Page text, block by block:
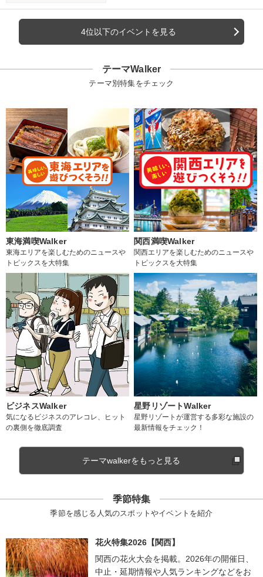
4位以下のイベントを見る
テーマWalker
テーマ別特集をチェック
東海満喫Walker
東海エリアを楽しむためのニュースや
トピックスを大特集
関西満喫Walker
関西エリアを楽しむためのニュースや
トピックスを大特集
ビジネスWalker
気になるビジネスのアレコレ、ヒット
の裏側を徹底調査
星野リゾートWalker
星野リゾートが運営する多彩な施設の
最新情報をチェック！
テーマwalkerをもっと見る
季節特集
季節を感じる人気のスポットやイベントを紹介
花火特集2026【関西】
関西の花火大会を掲載。2026年の開催日、
中止・延期情報や人気ランキングなどをお